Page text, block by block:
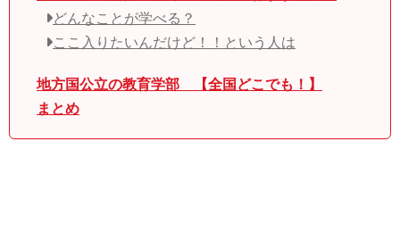
どんなことが学べる？
ここ入りたいんだけど！！という人は
地方国公立の教育学部 【全国どこでも！】
まとめ